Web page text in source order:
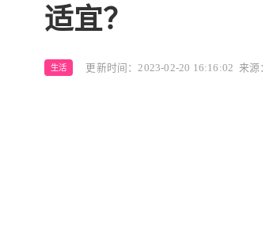
适宜？
生活 更新时间：2023-02-20 16:16:02 来源：